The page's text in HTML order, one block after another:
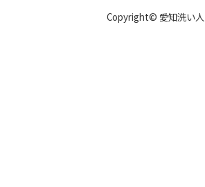
Copyright© 愛知洗い人